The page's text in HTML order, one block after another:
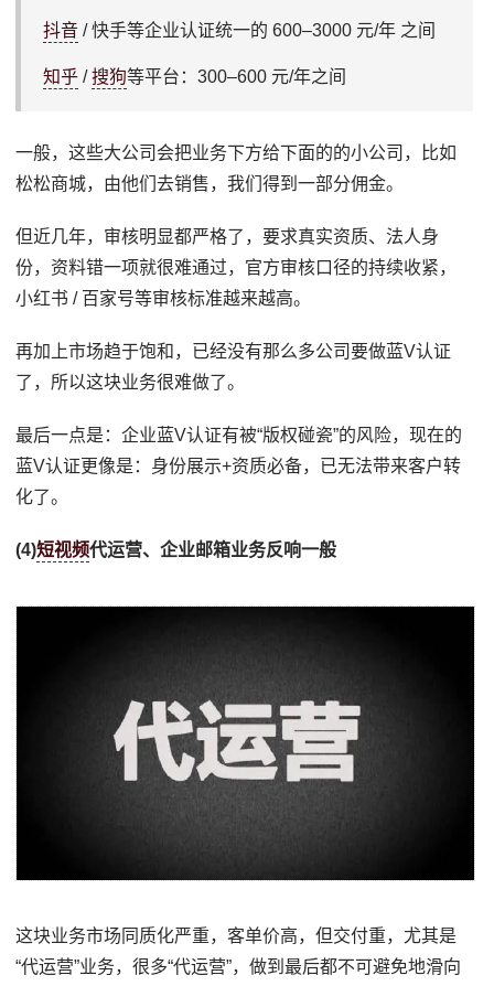
抖音 / 快手等企业认证统一的 600–3000 元/年 之间
知乎 /搜狗等平台：300–600 元/年之间
一般，这些大公司会把业务下方给下面的的小公司，比如
松松商城，由他们去销售，我们得到一部分佣金。
但近几年，审核明显都严格了，要求真实资质、法人身
份，资料错一项就很难通过，官方审核口径的持续收紧，
小红书 / 百家号等审核标准越来越高。
再加上市场趋于饱和，已经没有那么多公司要做蓝V认证
了，所以这块业务很难做了。
最后一点是：企业蓝V认证有被“版权碰瓷”的风险，现在的
蓝V认证更像是：身份展示+资质必备，已无法带来客户转
化了。
(4)短视频代运营、企业邮箱业务反响一般
这块业务市场同质化严重，客单价高，但交付重，尤其是
“代运营”业务，很多“代运营”，做到最后都不可避免地滑向